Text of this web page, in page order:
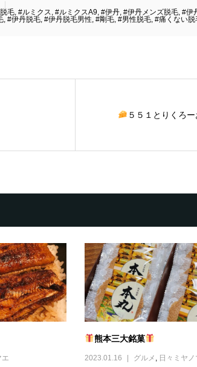
毛, #ルミクス, #ルミクスA9, #伊丹, #伊丹メンズ脱毛, #伊
, #伊丹脱毛, #伊丹脱毛男性, #剛毛, #男性脱毛, #痛くない脱
５５１とりくろ
エ
熊本三大銘菓
2023.01.16 グルメ , 日々ミヤノ